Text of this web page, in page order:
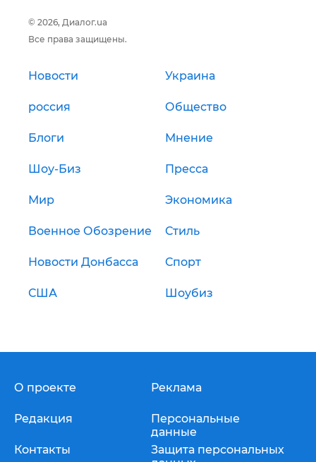
© 2026, Диалог.ua
Все права защищены.
Новости Украина
россия Общество
Блоги Мнение
Шоу-Биз Пресса
Мир Экономика
Военное Обозрение Стиль
Новости Донбасса Спорт
США Шоубиз
О проекте
Редакция
Контакты
Реклама
Персональные
данные
Защита персональных